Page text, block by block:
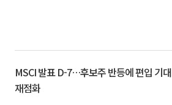
MSCI 발표 D-7…후보주 반등에 편입 기대
재점화